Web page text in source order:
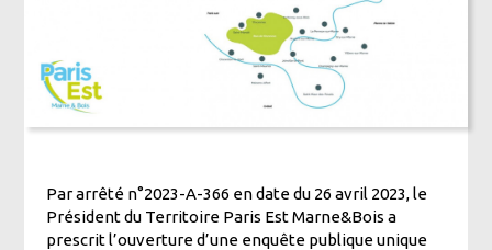
Par arrêté n°2023-A-366 en date du 26 avril 2023, le
Président du Territoire Paris Est Marne&Bois a
prescrit l’ouverture d’une enquête publique unique